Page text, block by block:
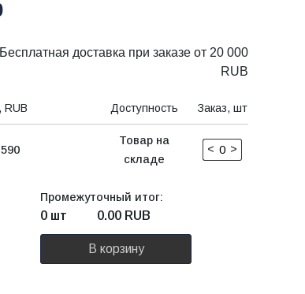
Бесплатная доставка при заказе от 20 000
RUB
RUB Доступность Заказ, шт
Товар на
складе
< >
Промежуточный итог:
0 шт 0.00 RUB
В корзину